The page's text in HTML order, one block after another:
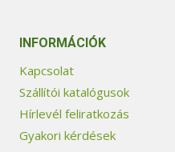
INFORMÁCIÓK
Kapcsolat
Szállítói katalógusok
Hírlevél feliratkozás
Gyakori kérdések